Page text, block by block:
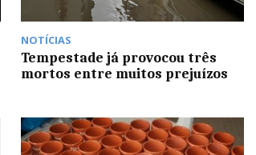
NOTÍCIAS
Tempestade já provocou três
mortos entre muitos prejuízos